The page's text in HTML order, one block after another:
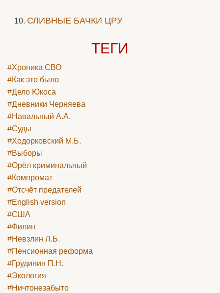
СЛИВНЫЕ БАЧКИ ЦРУ
ТЕГИ
#Хроника СВО
#Как это было
#Дело Юкоса
#Дневники Черняева
#Навальный А.А.
#Суды
#Ходорковский М.Б.
#Выборы
#Орёл криминальный
#Компромат
#Отсчёт предателей
#English version
#США
#Филин
#Невзлин Л.Б.
#Пенсионная реформа
#Грудинин П.Н.
#Экология
#Ничтонезабыто